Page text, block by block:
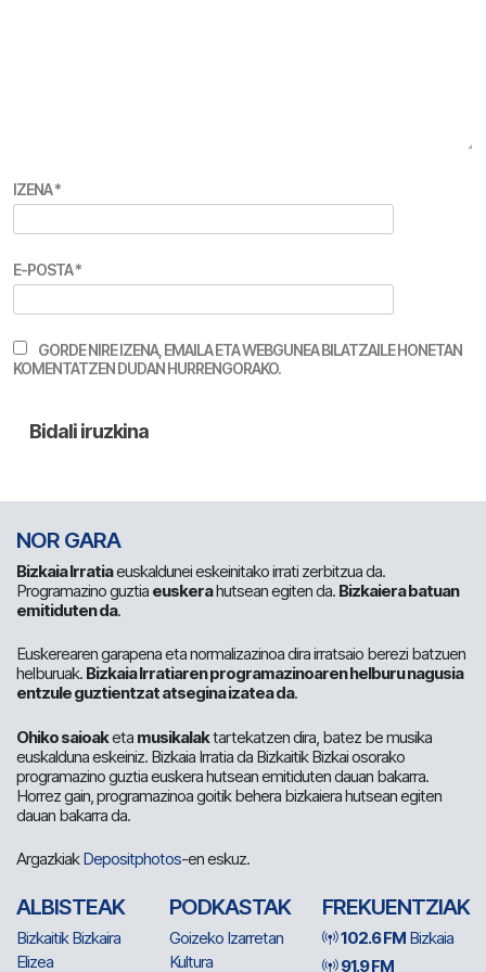
IZENA*
E-POSTA*
GORDE NIRE IZENA, EMAILA ETA WEBGUNEA BILATZAILE HONETAN
KOMENTATZEN DUDAN HURRENGORAKO.
NOR GARA
Bizkaia Irratiaeuskaldunei eskeinitako irrati zerbitzua da.
Programazino guztia euskerahutsean egiten da. Bizkaiera batuan
emitiduten da.
Euskerearen garapena eta normalizazinoa dira irratsaio berezi batzuen
helburuak. Bizkaia Irratiaren programazinoaren helburu nagusia
entzule guztientzat atsegina izatea da.
Ohiko saioaketa musikalaktartekatzen dira, batez be musika
euskalduna eskeiniz. Bizkaia Irratia da Bizkaitik Bizkai osorako
programazino guztia euskera hutsean emitiduten dauan bakarra.
Horrez gain, programazinoa goitik behera bizkaiera hutsean egiten
dauan bakarra da.
ArgazkiakDepositphotos-en eskuz.
ALBISTEAK
Bizkaitik Bizkaira
Elizea
PODKASTAK
Goizeko Izarretan
Kultura
FREKUENTZIAK
102.6 FM Bizkaia
91.9 FM